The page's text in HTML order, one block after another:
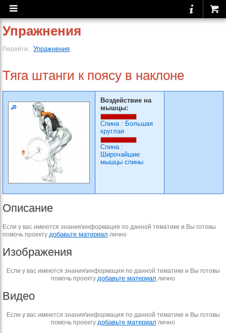
Упражнения
Перейти: Упражнения
Тяга штанги к поясу в наклоне
Воздействие на
мышцы:
Спина: Большая
круглая
Спина:
Широчайшие
мышцы спины
Описание
Если у вас имеются знания\информация по данной тематике и Вы готовы
помочь проекту добавьте материал лично
Изображения
Если у вас имеются знания\информация по данной тематике и Вы готовы
помочь проекту добавьте материал лично
Видео
Если у вас имеются знания\информация по данной тематике и Вы готовы
помочь проекту добавьте материал лично